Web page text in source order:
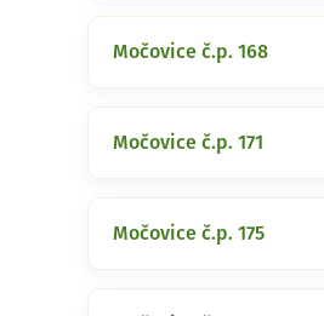
Močovice č.p. 168
Močovice č.p. 171
Močovice č.p. 175